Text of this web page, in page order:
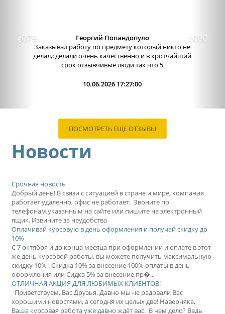
Отличный сервис, очень приятные
администраторы. Связь очень хорошо налажена,
поэтому можно узнавать новости о написании
работы. Сама...
09.06.2026 13:15:00
ПОСМОТРЕТЬ ЕЩЕ ОТЗЫВЫ
Новости
Срочная новость
Добрый день! В связи с ситуацией в стране и мире, компания
работает удалённо, офис не работает. Звоните по
телефонам,указанным на сайте или пишите на электронный
ящик. Извините за неудобства
Оплачивай курсовую в день оформления и получай скидку до
10%
С 7 октября и до конца месяца при оформлении и оплате в этот
же день курсовой работы, вы можете получить максимальную
скидку 10% . Скидка 10% за внесение 100% оплаты в день
оформления или Сидка 5% за внесение пр�...
ОТЛИЧНАЯ АКЦИЯ ДЛЯ ЛЮБИМЫХ КЛИЕНТОВ!
Приветствуем, Вас Друзья. Давно мы не радовали Вас
хорошими новостями, а сегодня их целых две! Наверняка,
Ваша курсовая работа уже давно ждёт вас. В чем дело? Ведь